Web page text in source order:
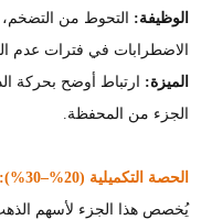
الوظيفة: التحوط من التضخم،
الاضطرابات في فترات عدم
الميزة:
ارتباط أوضح بحركة
الجزء من المحفظة.
الحصة التكميلية (20%–30%): فرصة النمو
يُخصص هذا الجزء لأسهم